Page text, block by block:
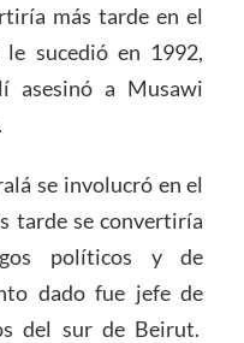
más tarde en el
sucedió en 1992,
asesinó a Musawi
se involucró en el
tarde se convertiría
políticos y de
dado fue jefe de
del sur de Beirut.